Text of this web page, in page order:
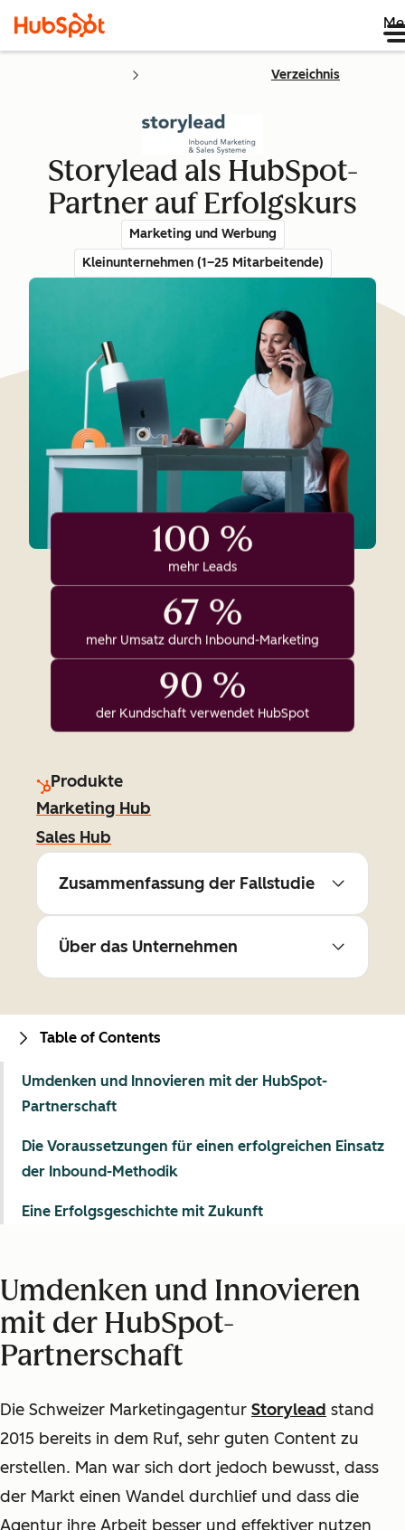
Verzeichnis
Storylead als HubSpot-
Partner auf Erfolgskurs
Marketing und Werbung
Kleinunternehmen (1–25 Mitarbeitende)
100 %
mehr Leads
67 %
mehr Umsatz durch Inbound-Marketing
90 %
der Kundschaft verwendet HubSpot
Produkte
Marketing Hub
Sales Hub
Zusammenfassung der Fallstudie
Über das Unternehmen
Umdenken und Innovieren
mit der HubSpot-
Partnerschaft
Die Schweizer Marketingagentur Storylead stand
2015 bereits in dem Ruf, sehr guten Content zu
erstellen. Man war sich dort jedoch bewusst, dass
der Markt einen Wandel durchlief und dass die
Agentur ihre Arbeit besser und effektiver nutzen
Table of Contents
Umdenken und Innovieren mit der HubSpot-
Partnerschaft
Die Voraussetzungen für einen erfolgreichen Einsatz
der Inbound-Methodik
Eine Erfolgsgeschichte mit Zukunft